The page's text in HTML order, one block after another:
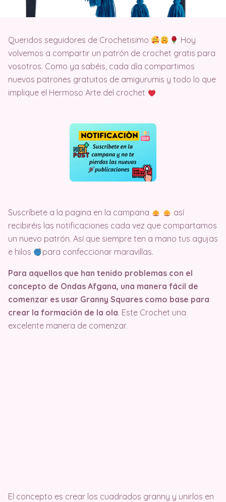
Queridos seguidores de Crochetisimo
Hoy
volvemos a compartir un patrón de crochet gratis para
vosotros. Como ya sabéis, cada día compartimos
nuevos patrones gratuitos de amigurumis y todo lo que
implique el Hermoso Arte del crochet
Suscríbete a la pagina en la campana
así
recibiréis las notificaciones cada vez que compartamos
un nuevo patrón. Así que siempre ten a mano tus agujas
e hilos
para confeccionar maravillas.
Para aquellos que han tenido problemas con el
concepto de Ondas Afgana, una manera fácil de
comenzar es usar Granny Squares como base para
crear la formación de la ola. Este Crochet una
excelente manera de comenzar.
El concepto es crear los cuadrados granny y unirlos en